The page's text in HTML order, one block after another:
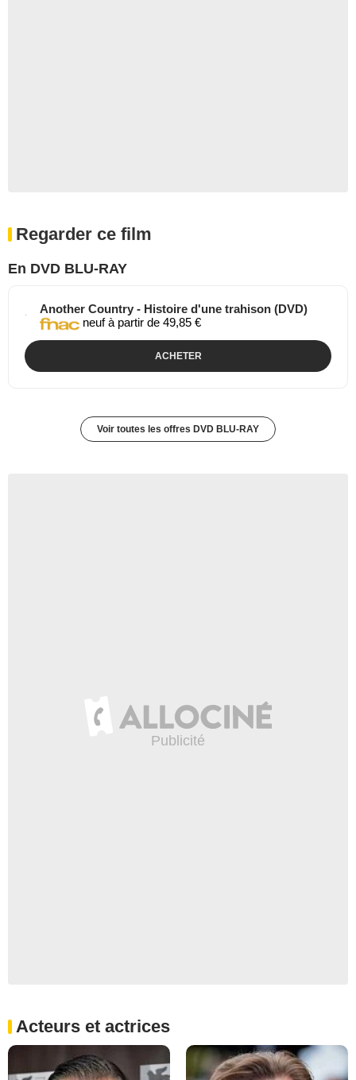
Regarder ce film
En DVD BLU-RAY
Another Country - Histoire d'une trahison (DVD)
neuf à partir de 49,85 €
ACHETER
Voir toutes les offres DVD BLU-RAY
Acteurs et actrices